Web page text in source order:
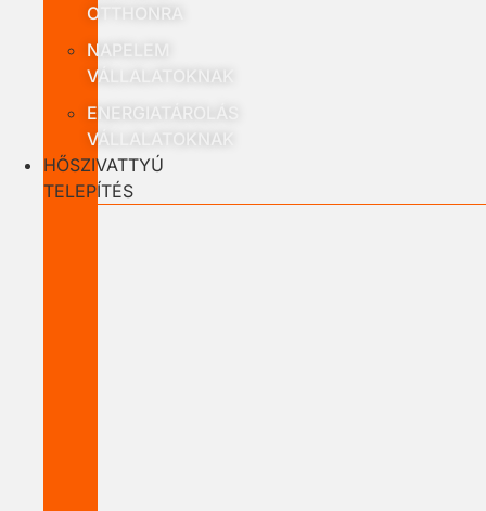
OTTHONRA
NAPELEM
VÁLLALATOKNAK
ENERGIATÁROLÁS
VÁLLALATOKNAK
HŐSZIVATTYÚ
TELEPÍTÉS